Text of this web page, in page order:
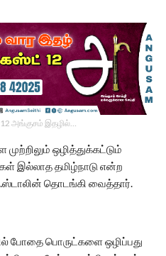
அங்குசம் இதழில்…
ஒழித்துக்கட்டும்
இல்லாத தமிழ்நாடு என்ற
தொடங்கி வைத்தார்.
போதை பொருட்களை ஒழிப்பது